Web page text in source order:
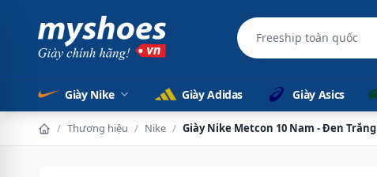
Freeship toàn quốc
Giày Nike Giày Adidas Giày Asics
/ Thương hiệu / Nike / Giày Nike Metcon 10 Nam - Đen Trắng